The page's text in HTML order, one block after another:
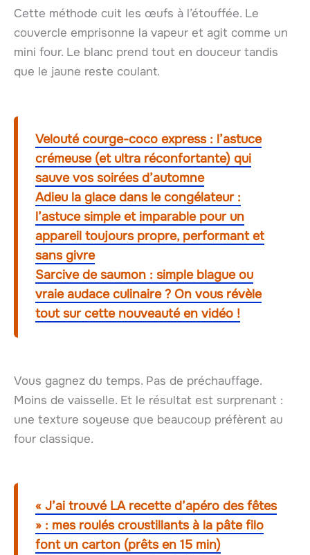
Cette méthode cuit les œufs à l’étouffée. Le
couvercle emprisonne la vapeur et agit comme un
mini four. Le blanc prend tout en douceur tandis
que le jaune reste coulant.
Velouté courge-coco express : l’astuce
crémeuse (et ultra réconfortante) qui
sauve vos soirées d’automne
Adieu la glace dans le congélateur :
l’astuce simple et imparable pour un
appareil toujours propre, performant et
sans givre
Sarcive de saumon : simple blague ou
vraie audace culinaire ? On vous révèle
tout sur cette nouveauté en vidéo !
Vous gagnez du temps. Pas de préchauffage.
Moins de vaisselle. Et le résultat est surprenant :
une texture soyeuse que beaucoup préfèrent au
four classique.
« J’ai trouvé LA recette d’apéro des fêtes
» : mes roulés croustillants à la pâte filo
font un carton (prêts en 15 min)